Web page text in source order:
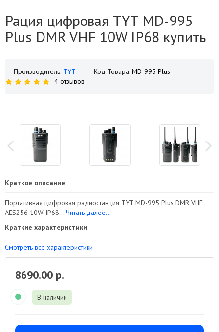
Рация цифровая TYT MD-995
Plus DMR VHF 10W IP68 купить
Производитель: TYT Код Товара: MD-995 Plus
4 отзывов
Краткое описание
Портативная цифровая радиостанция TYT MD-995 Plus DMR VHF
AES256 10W IP68... Читать далее...
Краткие характеристики
Смотреть все характеристики
8690.00 р.
В наличии